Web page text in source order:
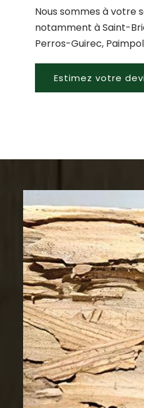
Nous sommes à votre
notamment à Saint-
Perros-Guirec,
Estimez votre